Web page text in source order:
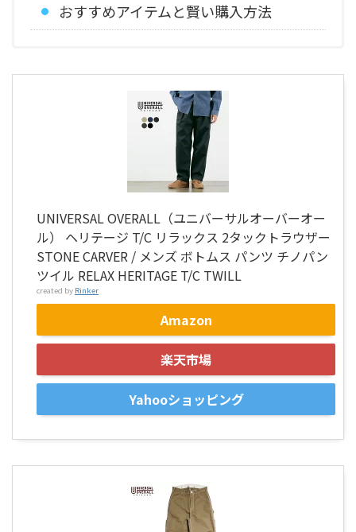
おすすめアイテムと賢い購入方法
UNIVERSAL OVERALL（ユニバーサルオーバーオー
ル） ヘリテージ T/C リラックス 2タックトラウザー
STONE CARVER / メンズ ボトムス パンツ チノパン
ツイル RELAX HERITAGE T/C TWILL
created by Rinker
Amazon
楽天市場
Yahooショッピング